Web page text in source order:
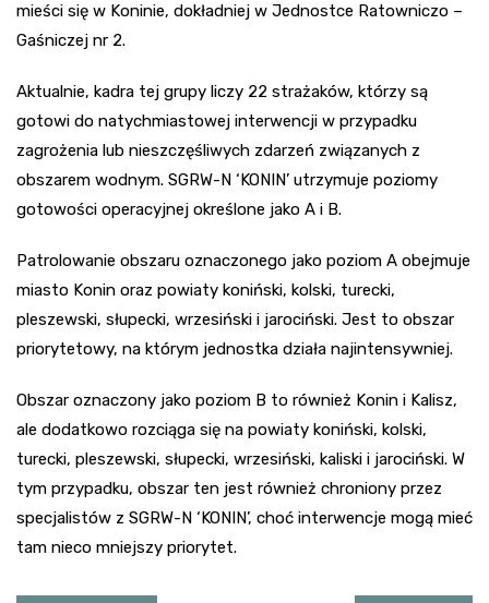
mieści się w Koninie, dokładniej w Jednostce Ratowniczo –
Gaśniczej nr 2.
Aktualnie, kadra tej grupy liczy 22 strażaków, którzy są
gotowi do natychmiastowej interwencji w przypadku
zagrożenia lub nieszczęśliwych zdarzeń związanych z
obszarem wodnym. SGRW-N ‘KONIN’ utrzymuje poziomy
gotowości operacyjnej określone jako A i B.
Patrolowanie obszaru oznaczonego jako poziom A obejmuje
miasto Konin oraz powiaty koniński, kolski, turecki,
pleszewski, słupecki, wrzesiński i jarociński. Jest to obszar
priorytetowy, na którym jednostka działa najintensywniej.
Obszar oznaczony jako poziom B to również Konin i Kalisz,
ale dodatkowo rozciąga się na powiaty koniński, kolski,
turecki, pleszewski, słupecki, wrzesiński, kaliski i jarociński. W
tym przypadku, obszar ten jest również chroniony przez
specjalistów z SGRW-N ‘KONIN’, choć interwencje mogą mieć
tam nieco mniejszy priorytet.